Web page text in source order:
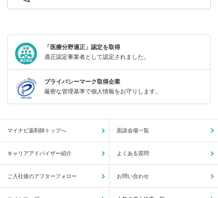
「医療分野適正」認定を取得
適正認定事業者として認定されました。
プライバシーマーク取得企業
厳密な管理基準で個人情報をお守りします。
マイナビ薬剤師トップへ 面談会場一覧
キャリアアドバイザー紹介 よくある質問
ご入社後のアフターフォロー お問い合わせ